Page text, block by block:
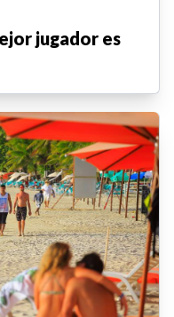
jugador es